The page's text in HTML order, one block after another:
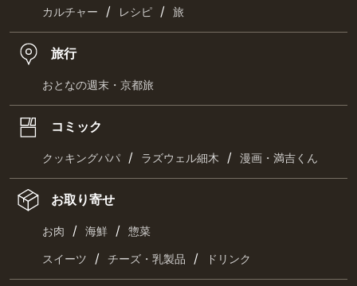
カルチャー / レシピ / 旅
旅行
おとなの週末・京都旅
コミック
クッキングパパ / ラズウェル細木 / 漫画・満吉くん
お取り寄せ
お肉 / 海鮮 / 惣菜
スイーツ / チーズ・乳製品 / ドリンク